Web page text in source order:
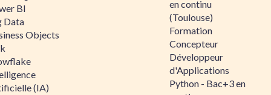
BI
Data
Objects
(IA)
en continu
(Toulouse)
Formation
Concepteur
Développeur
d'Applications
Python - Bac+3 en